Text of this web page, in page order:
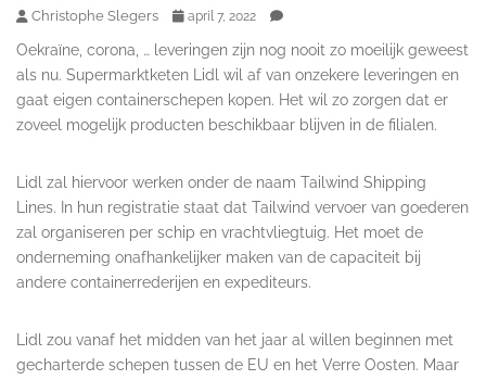
Christophe Slegers april 7, 2022
Oekraïne, corona, … leveringen zijn nog nooit zo moeilijk geweest
als nu. Supermarktketen Lidl wil af van onzekere leveringen en
gaat eigen containerschepen kopen. Het wil zo zorgen dat er
zoveel mogelijk producten beschikbaar blijven in de filialen.
Lidl zal hiervoor werken onder de naam Tailwind Shipping
Lines. In hun registratie staat dat Tailwind vervoer van goederen
zal organiseren per schip en vrachtvliegtuig. Het moet de
onderneming onafhankelijker maken van de capaciteit bij
andere containerrederijen en expediteurs.
Lidl zou vanaf het midden van het jaar al willen beginnen met
gecharterde schepen tussen de EU en het Verre Oosten. Maar